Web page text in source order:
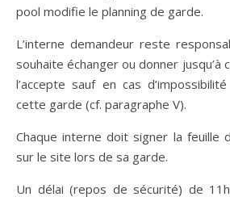
pool modifie le planning de garde.
L’interne demandeur reste
souhaite échanger ou donner jusqu’à
l’accepte sauf en cas
cette garde (cf. paragraphe V).
Chaque interne doit signer la feuille
sur le site lors de sa garde.
Un délai (repos de sécurité) de